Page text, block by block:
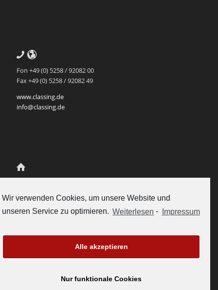
Wir verwenden Cookies, um unsere Website und
unseren Service zu optimieren. Weiterlesen - Impressum
Alle akzeptieren
Nur funktionale Cookies
Fon +49 (0) 5258 / 92082 00
Fax +49 (0) 5258 / 92082 49
www.classing.de
info@classing.de
für Mediendatenmanagement
Scherenschlich und Rukavina
Gubelstrasse 12
Tel. +41-41-5112558